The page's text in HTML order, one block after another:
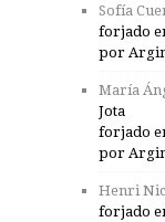
Sofía
forjado
por
María
Jota
forjado
por
Henri
forjado